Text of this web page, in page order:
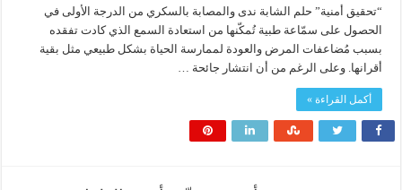
“تحقيق أمنية” حلم الشابة ندى والمصابة بالسكري من الدرجة الأولى في
الحصول على سمّاعة طبية تُمكّنها من استعادة السمع الذي كادت تفقده
بسبب مُضاعفات المرض والعودة لممارسة الحياة بشكل طبيعي مثل بقية
أقرانها. وعلى الرغم من أن انتشار جائحة …
أكمل القراءة »